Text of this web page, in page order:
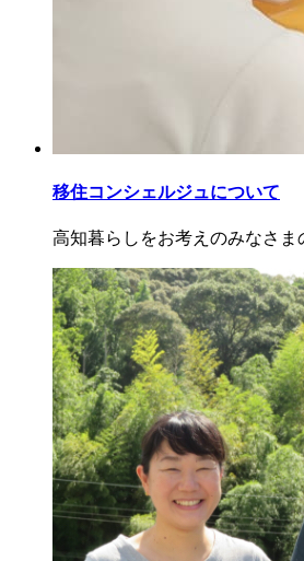
移住コンシェルジュについて
高知暮らしをお考えのみなさま